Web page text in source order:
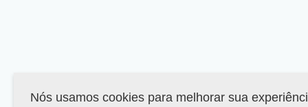
Nós usamos cookies para melhorar sua